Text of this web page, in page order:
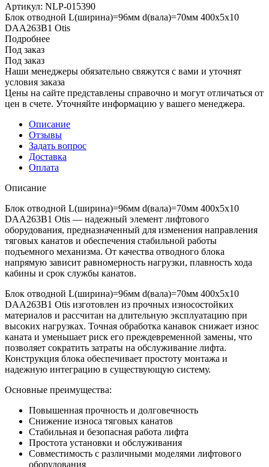
Артикул: NLP-015390
Блок отводной L(ширина)=96мм d(вала)=70мм 400х5х10
DAA263B1 Otis
Подробнее
Под заказ
Под заказ
Наши менеджеры обязательно свяжутся с вами и уточнят
условия заказа
Цены на сайте представлены справочно и могут отличаться от
цен в счете. Уточняйте информацию у вашего менеджера.
Описание
Отзывы
Задать вопрос
Доставка
Оплата
Описание
Блок отводной L(ширина)=96мм d(вала)=70мм 400х5х10
DAA263B1 Otis — надежный элемент лифтового
оборудования, предназначенный для изменения направления
тяговых канатов и обеспечения стабильной работы
подъемного механизма. От качества отводного блока
напрямую зависит равномерность нагрузки, плавность хода
кабины и срок службы канатов.
Блок отводной L(ширина)=96мм d(вала)=70мм 400х5х10
DAA263B1 Otis изготовлен из прочных износостойких
материалов и рассчитан на длительную эксплуатацию при
высоких нагрузках. Точная обработка канавок снижает износ
каната и уменьшает риск его преждевременной замены, что
позволяет сократить затраты на обслуживание лифта.
Конструкция блока обеспечивает простоту монтажа и
надежную интеграцию в существующую систему.
Основные преимущества:
Повышенная прочность и долговечность
Снижение износа тяговых канатов
Стабильная и безопасная работа лифта
Простота установки и обслуживания
Совместимость с различными моделями лифтового
оборудования